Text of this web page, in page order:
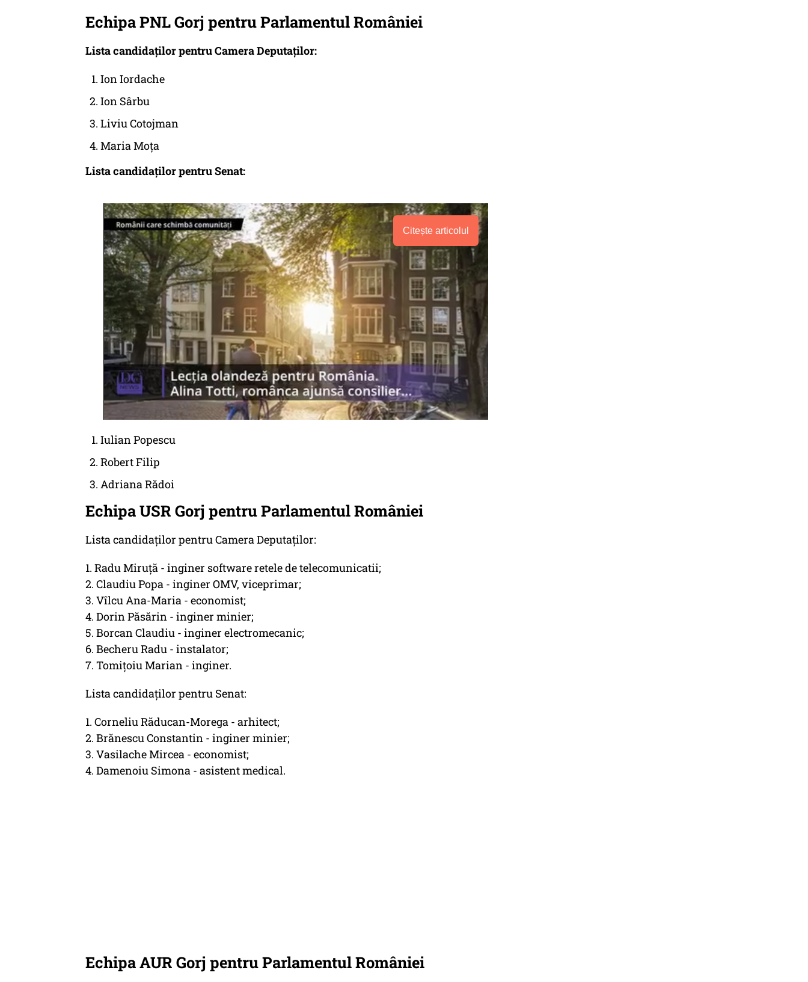
Echipa PNL Gorj pentru Parlamentul României
Lista candidaților pentru Camera Deputaților:
Ion Iordache
Ion Sârbu
Liviu Cotojman
Maria Moța
Lista candidaților pentru Senat:
Citește articolul
Iulian Popescu
Robert Filip
Adriana Rădoi
Echipa USR Gorj pentru Parlamentul României
Lista candidaților pentru Camera Deputaților:
1. Radu Miruță - inginer software retele de telecomunicatii;
2. Claudiu Popa - inginer OMV, viceprimar;
3. Vîlcu Ana-Maria - economist;
4. Dorin Păsărin - inginer minier;
5. Borcan Claudiu - inginer electromecanic;
6. Becheru Radu - instalator;
7. Tomițoiu Marian - inginer.
Lista candidaților pentru Senat:
1. Corneliu Răducan-Morega - arhitect;
2. Brănescu Constantin - inginer minier;
3. Vasilache Mircea - economist;
4. Damenoiu Simona - asistent medical.
Echipa AUR Gorj pentru Parlamentul României